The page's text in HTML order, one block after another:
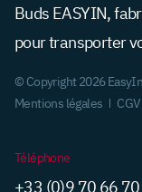
Buds EASYIN,
pour transporter
© Copyright 2026
Mentions légales
CGV
Téléphone
+33 (0)9 70 66